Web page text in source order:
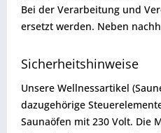
Bei der Verarbeitung und
ersetzt werden. Neben
Sicherheitshinweise
Unsere Wellnessartikel
dazugehörige
Saunaöfen mit 230 Volt. Die